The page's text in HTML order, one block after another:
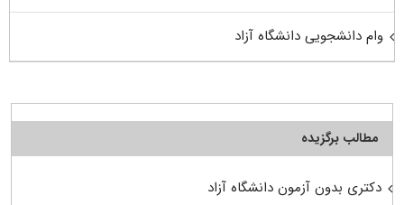
وام دانشجویی دانشگاه آزاد
مطالب برگزیده
دکتری بدون آزمون دانشگاه آزاد